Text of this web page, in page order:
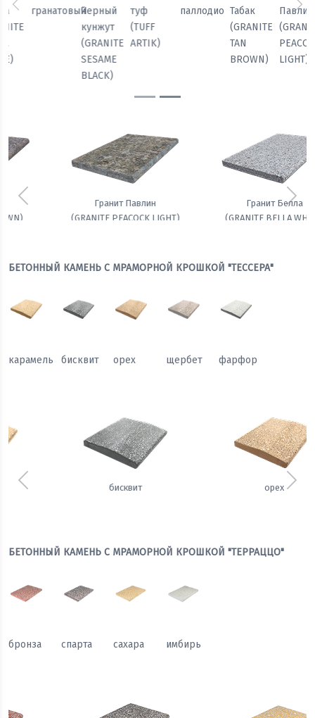
паллодио Табак
(GRANITE
TAN
BROWN)
Павлин
(GRANITE
PEACOCK
LIGHT)
Белла
гранатовый Черный
кунжут
(GRANITE
SESAME
Предыдущий
Гранит Белла
(GRANITE BELLA WHITE)
Амфиболит гранатовый
Предыдущий
БЕТОННЫЙ КАМЕНЬ С МРАМОРНОЙ КРОШКОЙ "ТЕССЕРА"
карамель бисквит орех щербет фарфор
Предыдущий
БЕТОННЫЙ КАМЕНЬ С МРАМОРНОЙ КРОШКОЙ "ТЕРРАЦЦО"
бронза спарта сахара имбирь